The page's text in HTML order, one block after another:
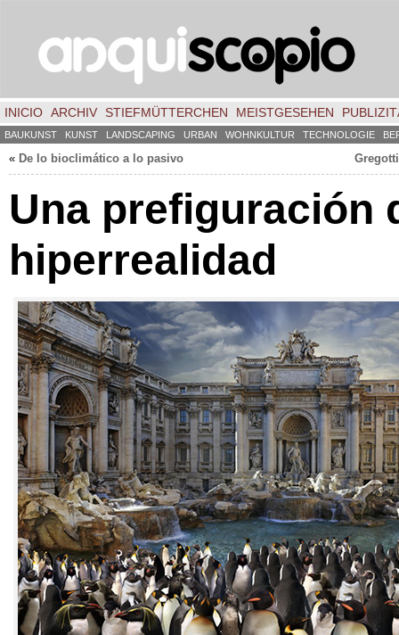
INICIO ARCHIV STIEFMÜTTERCHEN MEISTGESEHEN
BAUKUNST KUNST LANDSCAPING URBAN WOHNKULTUR TECHNOLOGIE
« De lo bioclimático a lo pasivo
Una prefiguración
hiperrealidad